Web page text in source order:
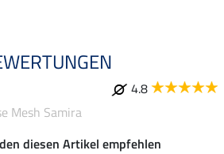
4.8
Mesh Samira
diesen Artikel empfehlen